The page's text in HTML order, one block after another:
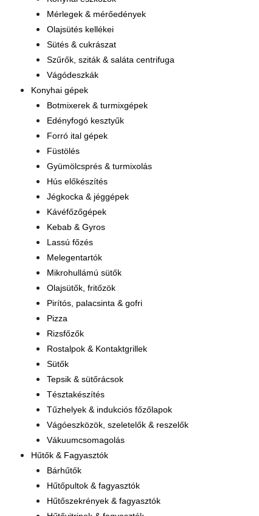
Mérlegek & mérőedények
Olajsütés kellékei
Sütés & cukrászat
Szűrők, sziták & saláta centrifuga
Vágódeszkák
Konyhai gépek
Botmixerek & turmixgépek
Edényfogó kesztyűk
Forró ital gépek
Füstölés
Gyümölcsprés & turmixolás
Hús előkészítés
Jégkocka & jéggépek
Kávéfőzőgépek
Kebab & Gyros
Lassú főzés
Melegentartók
Mikrohullámú sütők
Olajsütők, fritőzök
Pirítós, palacsinta & gofri
Pizza
Rizsfőzők
Rostalpok & Kontaktgrillek
Sütők
Tepsik & sütőrácsok
Tésztakészítés
Tűzhelyek & indukciós főzőlapok
Vágóeszközök, szeletelők & reszelők
Vákuumcsomagolás
Hűtők & Fagyasztók
Bárhűtők
Hűtőpultok & fagyasztók
Hűtőszekrények & fagyasztók